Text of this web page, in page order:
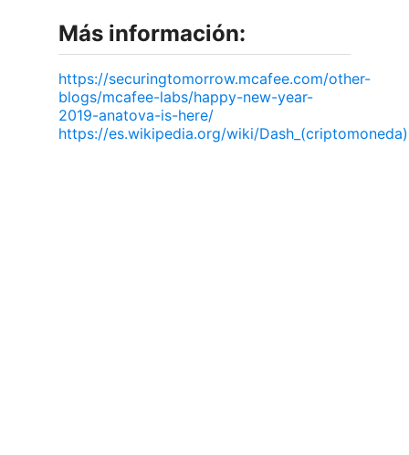
Más información:
https://securingtomorrow.mcafee.com/other-
blogs/mcafee-labs/happy-new-year-
2019-anatova-is-here/
https://es.wikipedia.org/wiki/Dash_(criptomoneda)